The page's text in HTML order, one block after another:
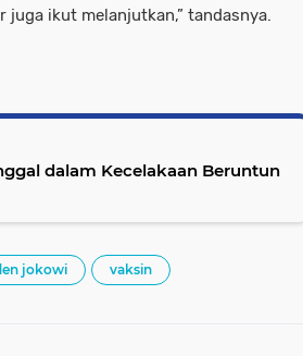
ikut melanjutkan,” tandasnya.
dalam Kecelakaan Beruntun
jokowi vaksin